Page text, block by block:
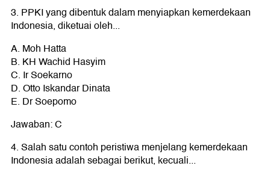
3. PPKI yang dibentuk dalam menyiapkan kemerdekaan
Indonesia, diketuai oleh...
A. Moh Hatta
B. KH Wachid Hasyim
C. Ir Soekarno
D. Otto Iskandar Dinata
E. Dr Soepomo
Jawaban: C
4. Salah satu contoh peristiwa menjelang kemerdekaan
Indonesia adalah sebagai berikut, kecuali...